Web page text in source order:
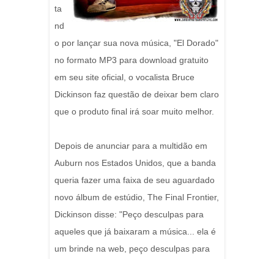
ta
nd
o por lançar sua nova música, "El Dorado"
no formato MP3 para download gratuito
em seu site oficial, o vocalista Bruce
Dickinson faz questão de deixar bem claro
que o produto final irá soar muito melhor.
Depois de anunciar para a multidão em
Auburn nos Estados Unidos, que a banda
queria fazer uma faixa de seu aguardado
novo álbum de estúdio, The Final Frontier,
Dickinson disse: "Peço desculpas para
aqueles que já baixaram a música... ela é
um brinde na web, peço desculpas para